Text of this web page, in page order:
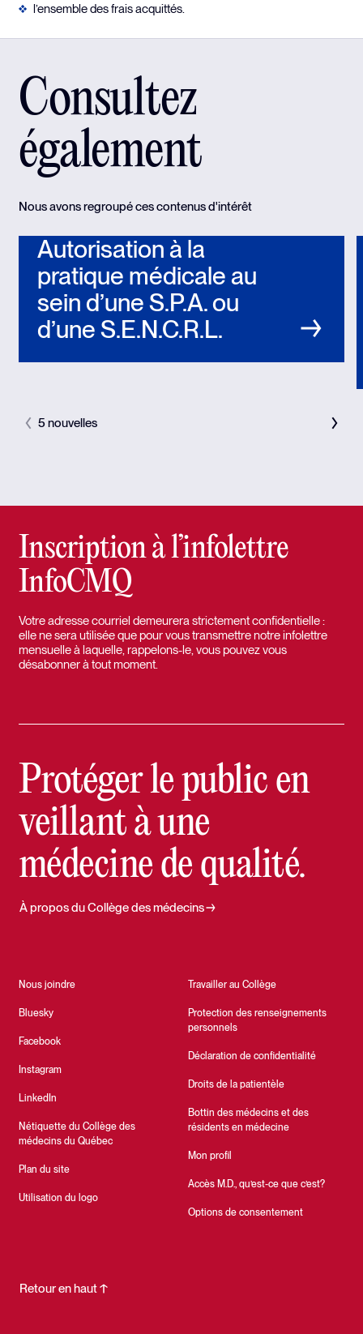
l’ensemble des frais acquittés.
Consultez
également
Nous avons regroupé ces contenus d'intérêt
Autorisation à la
pratique médicale au
sein d’une S.P.A. ou
d’une S.E.N.C.R.L.
5 nouvelles
Inscription à l’infolettre
InfoCMQ
Votre adresse courriel demeurera strictement confidentielle :
elle ne sera utilisée que pour vous transmettre notre infolettre
mensuelle à laquelle, rappelons-le, vous pouvez vous
désabonner à tout moment.
Protéger le public en
veillant à une
médecine de qualité.
Nous joindre
Bluesky
Facebook
Instagram
LinkedIn
Nétiquette du Collège des
médecins du Québec
Plan du site
Utilisation du logo
Travailler au Collège
Protection des renseignements
personnels
Déclaration de confidentialité
Droits de la patientèle
Bottin des médecins et des
résidents en médecine
Mon profil
Accès M.D., qu’est-ce que c’est?
Options de consentement
À propos du Collège des médecins
Retour en haut